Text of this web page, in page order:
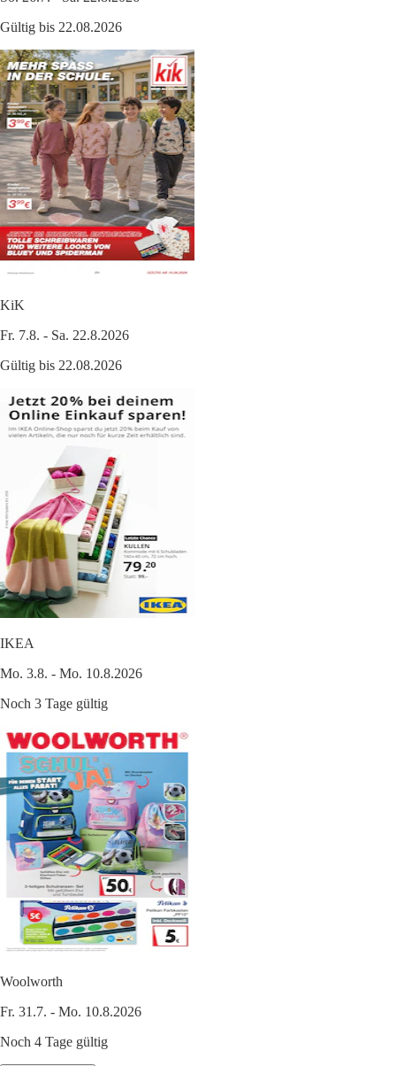
Gültig bis 22.08.2026
KiK
Fr. 7.8. - Sa. 22.8.2026
Gültig bis 22.08.2026
IKEA
Mo. 3.8. - Mo. 10.8.2026
Noch 3 Tage gültig
Woolworth
Fr. 31.7. - Mo. 10.8.2026
Noch 4 Tage gültig